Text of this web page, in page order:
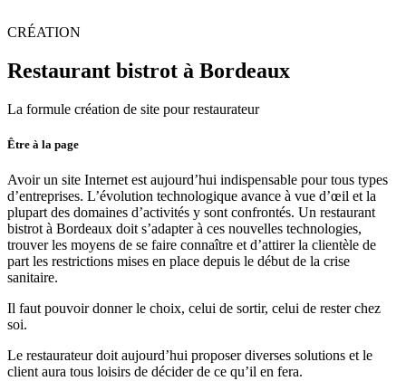
CRÉATION
Restaurant bistrot à Bordeaux
La formule création de site pour restaurateur
Être à la page
Avoir un site Internet est aujourd’hui indispensable pour tous types
d’entreprises. L’évolution technologique avance à vue d’œil et la
plupart des domaines d’activités y sont confrontés. Un restaurant
bistrot à Bordeaux doit s’adapter à ces nouvelles technologies,
trouver les moyens de se faire connaître et d’attirer la clientèle de
part les restrictions mises en place depuis le début de la crise
sanitaire.
Il faut pouvoir donner le choix, celui de sortir, celui de rester chez
soi.
Le restaurateur doit aujourd’hui proposer diverses solutions et le
client aura tous loisirs de décider de ce qu’il en fera.